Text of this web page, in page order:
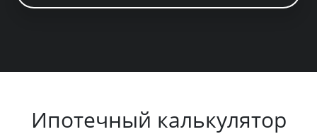
Ипотечный калькулятор